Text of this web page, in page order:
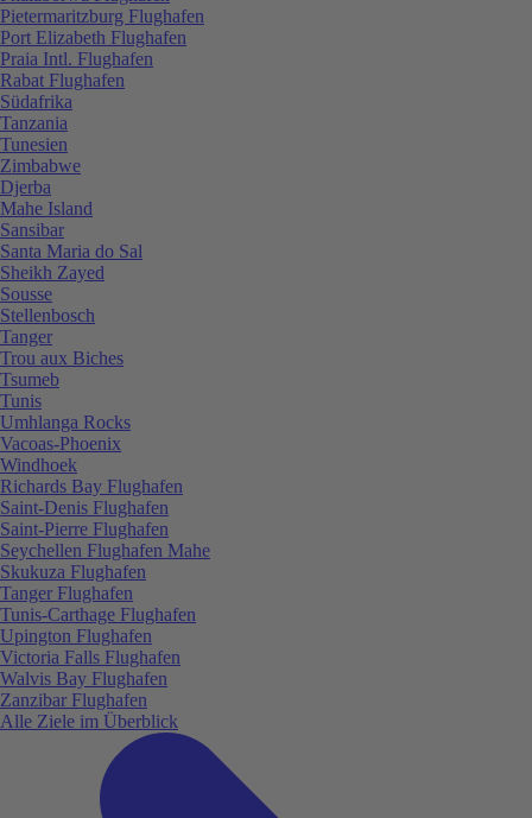
Pietermaritzburg Flughafen
Port Elizabeth Flughafen
Praia Intl. Flughafen
Rabat Flughafen
Südafrika
Tanzania
Tunesien
Zimbabwe
Djerba
Mahe Island
Sansibar
Santa Maria do Sal
Sheikh Zayed
Sousse
Stellenbosch
Tanger
Trou aux Biches
Tsumeb
Tunis
Umhlanga Rocks
Vacoas-Phoenix
Windhoek
Richards Bay Flughafen
Saint-Denis Flughafen
Saint-Pierre Flughafen
Seychellen Flughafen Mahe
Skukuza Flughafen
Tanger Flughafen
Tunis-Carthage Flughafen
Upington Flughafen
Victoria Falls Flughafen
Walvis Bay Flughafen
Zanzibar Flughafen
Alle Ziele im Überblick